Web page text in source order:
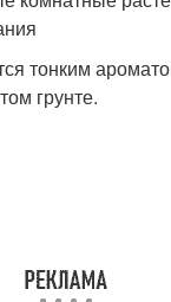
тонким
грунте.